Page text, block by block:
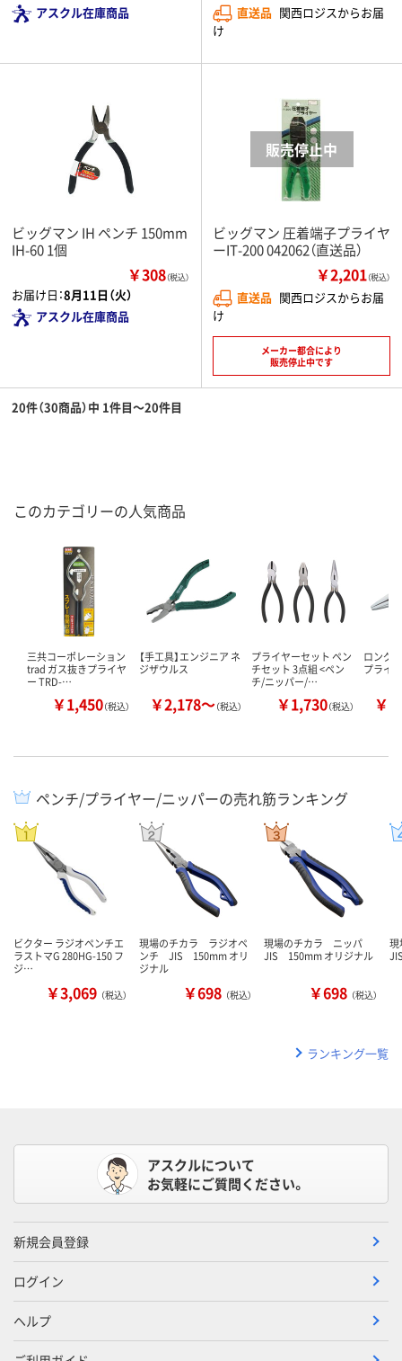
アスクル在庫商品
直送品 関西ロジスからお届
け
ビッグマン IH ペンチ 150mm
IH-60 1個
￥308（税込）
お届け日：8月11日（火）
アスクル在庫商品
ビッグマン 圧着端子プライヤ
ーIT-200 042062（直送品）
￥2,201（税込）
直送品 関西ロジスからお届
け
メーカー都合により
販売停止中です
20件（30商品）中 1件目～20件目
このカテゴリーの人気商品
三共コーポレーション
trad ガス抜きプライヤ
ー TRD-…
￥1,450（税込）
【手工具】エンジニア ネ
ジザウルス
￥2,178～（税込）
プライヤーセット ペン
チセット 3点組 <ペン
チ/ニッパー/…
￥1,730（税込）
ロング
プライ
￥
ペンチ/プライヤー/ニッパーの売れ筋ランキング
ビクター ラジオペンチエ
ラストマG 280HG-150 フ
ジ…
￥3,069 （税込）
現場のチカラ ラジオペ
ンチ JIS 150mm オリ
ジナル
￥698 （税込）
現場のチカラ ニッパ
JIS 150mm オリジナル
￥698 （税込）
ランキング一覧
アスクルについて
お気軽にご質問ください。
新規会員登録
ログイン
ヘルプ